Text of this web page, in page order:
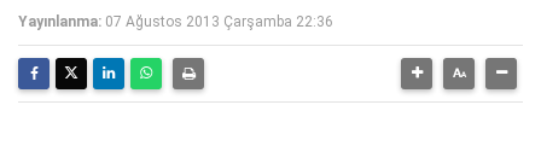
Yayınlanma: 07 Ağustos 2013 Çarşamba 22:36